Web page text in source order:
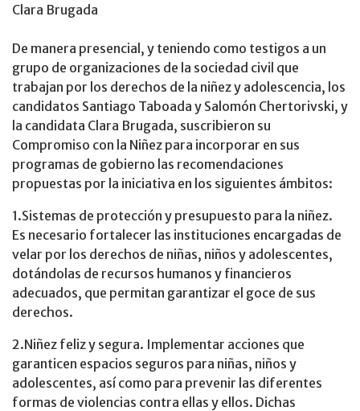
Clara Brugada
De manera presencial, y teniendo como testigos a un
grupo de organizaciones de la sociedad civil que
trabajan por los derechos de la niñez y adolescencia, los
candidatos Santiago Taboada y Salomón Chertorivski, y
la candidata Clara Brugada, suscribieron su
Compromiso con la Niñez para incorporar en sus
programas de gobierno las recomendaciones
propuestas por la iniciativa en los siguientes ámbitos:
1.Sistemas de protección y presupuesto para la niñez.
Es necesario fortalecer las instituciones encargadas de
velar por los derechos de niñas, niños y adolescentes,
dotándolas de recursos humanos y financieros
adecuados, que permitan garantizar el goce de sus
derechos.
2.Niñez feliz y segura. Implementar acciones que
garanticen espacios seguros para niñas, niños y
adolescentes, así como para prevenir las diferentes
formas de violencias contra ellas y ellos. Dichas